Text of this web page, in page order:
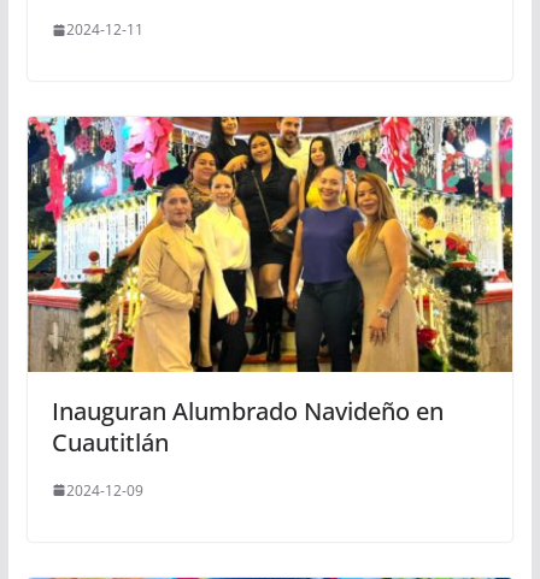
2024-12-11
Inauguran Alumbrado Navideño en
Cuautitlán
2024-12-09